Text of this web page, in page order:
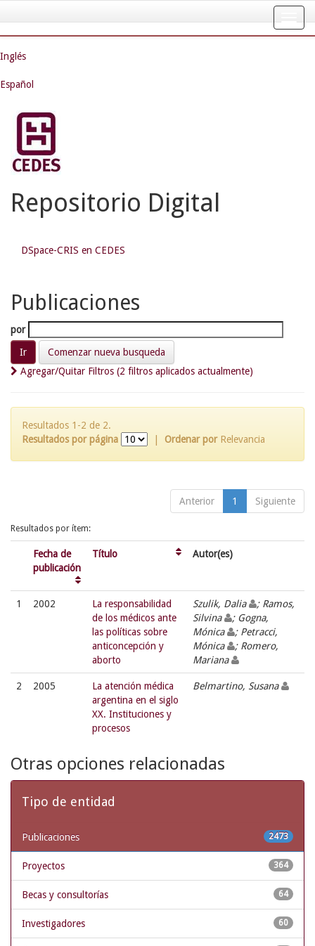
navigation
Inglés
Español
Repositorio Digital
DSpace-CRIS en CEDES
Publicaciones
por
Comenzar nueva busqueda
Agregar/Quitar Filtros (2 filtros aplicados actualmente)
Resultados 1-2 de 2.
Resultados por página
Ordenar por Relevancia
Anterior 1 Siguiente
Resultados por ítem:
Fecha de
publicación
Título Autor(es)
1 2002
La responsabilidad
de los médicos ante
las políticas sobre
anticoncepción y
aborto
Szulik, Dalia
; Ramos,
Silvina
; Gogna,
Mónica
; Petracci,
Mónica
; Romero,
Mariana
2 2005
La atención médica
argentina en el siglo
XX. Instituciones y
procesos
Belmartino, Susana
Otras opciones relacionadas
Tipo de entidad
2473
Publicaciones
364
Proyectos
64
Becas y consultorías
60
Investigadores